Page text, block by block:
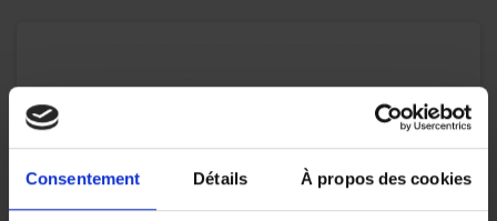
Consentement Détails À propos des cookies